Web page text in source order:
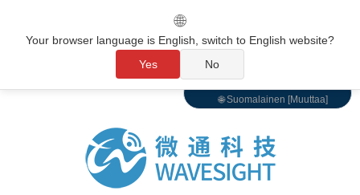
🌐 Suomalainen [Muuttaa]
🌐
Your browser language is English, switch to English website?
Yes
No